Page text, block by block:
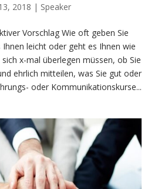
2018 | Speaker
Vorschlag Wie oft geben Sie
Ihnen leicht oder geht es Ihnen wie
x-mal überlegen müssen, ob Sie
ehrlich mitteilen, was Sie gut oder
oder Kommunikationskurse...